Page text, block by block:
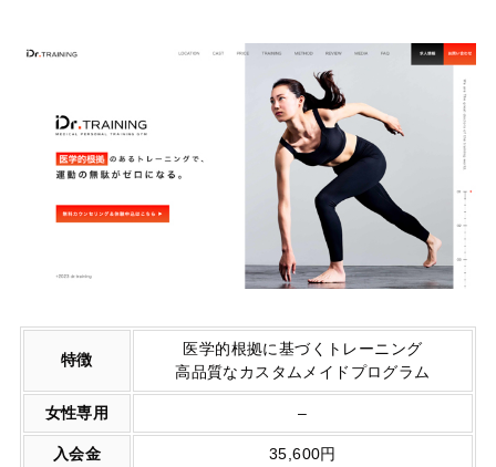
特徴
医学的根拠に基づくトレーニング
高品質なカスタムメイドプログラム
女性専用 –
入会金 35,600円